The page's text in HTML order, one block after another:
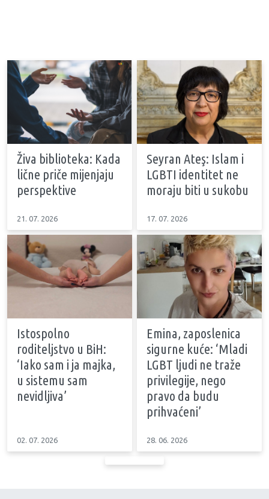
Živa biblioteka: Kada
lične priče mijenjaju
perspektive
21. 07. 2026
Seyran Ateş: Islam i
LGBTI identitet ne
moraju biti u sukobu
17. 07. 2026
Istospolno
roditeljstvo u BiH:
‘Iako sam i ja majka,
u sistemu sam
nevidljiva’
02. 07. 2026
Emina, zaposlenica
sigurne kuće: ‘Mladi
LGBT ljudi ne traže
privilegije, nego
pravo da budu
prihvaćeni’
28. 06. 2026